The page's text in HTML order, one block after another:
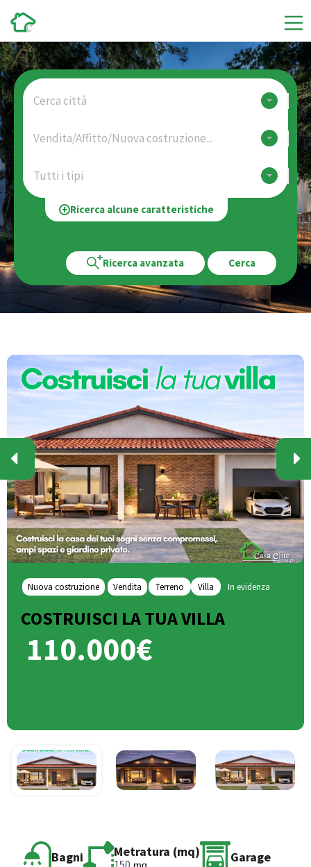
Cerca città
Vendita/Affitto/Nuova costruzione...
Tutti i tipi
Ricerca alcune caratteristiche
Ricerca avanzata Cerca
Nuova costruzione Vendita Terreno Villa In evidenza
COSTRUISCI LA TUA VILLA
110.000€
Bagni Metratura (mq)
150 mq
Garage